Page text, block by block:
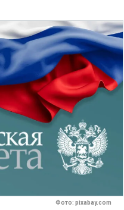
Фото: pixabay.com